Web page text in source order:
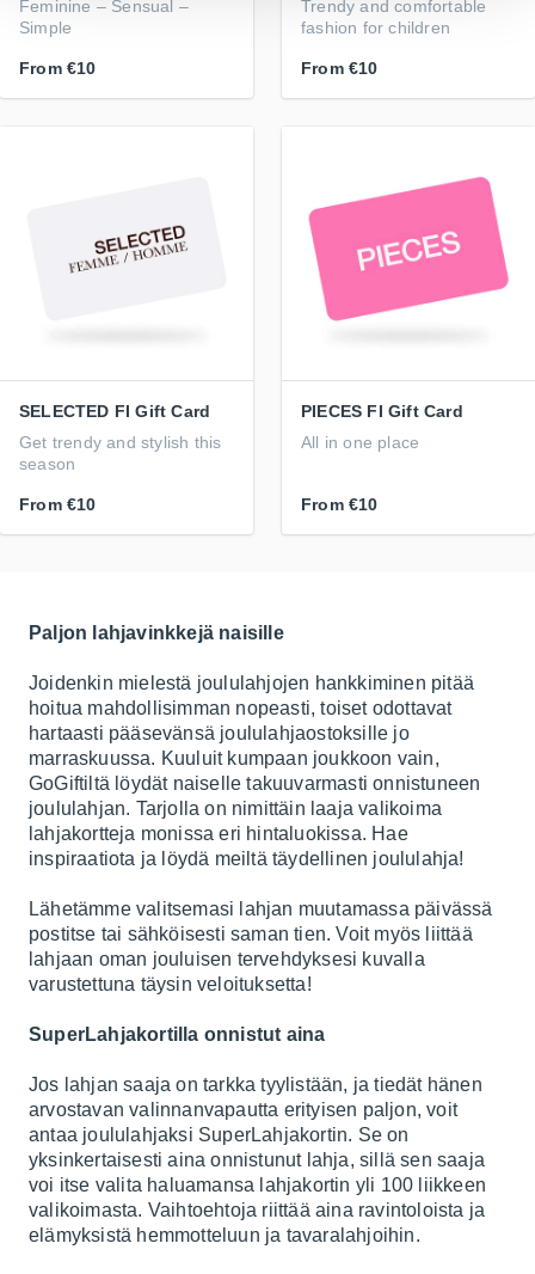
Feminine – Sensual –
Simple
From €10
Trendy and comfortable
fashion for children
From €10
SELECTED FI Gift Card
Get trendy and stylish this
season
From €10
PIECES FI Gift Card
All in one place
From €10
Paljon lahjavinkkejä naisille
Joidenkin mielestä joululahjojen hankkiminen pitää
hoitua mahdollisimman nopeasti, toiset odottavat
hartaasti pääsevänsä joululahjaostoksille jo
marraskuussa. Kuuluit kumpaan joukkoon vain,
GoGiftiltä löydät naiselle takuuvarmasti onnistuneen
joululahjan. Tarjolla on nimittäin laaja valikoima
lahjakortteja monissa eri hintaluokissa. Hae
inspiraatiota ja löydä meiltä täydellinen joululahja!
Lähetämme valitsemasi lahjan muutamassa päivässä
postitse tai sähköisesti saman tien. Voit myös liittää
lahjaan oman jouluisen tervehdyksesi kuvalla
varustettuna täysin veloituksetta!
SuperLahjakortilla onnistut aina
Jos lahjan saaja on tarkka tyylistään, ja tiedät hänen
arvostavan valinnanvapautta erityisen paljon, voit
antaa joululahjaksi SuperLahjakortin. Se on
yksinkertaisesti aina onnistunut lahja, sillä sen saaja
voi itse valita haluamansa lahjakortin yli 100 liikkeen
valikoimasta. Vaihtoehtoja riittää aina ravintoloista ja
elämyksistä hemmotteluun ja tavaralahjoihin.